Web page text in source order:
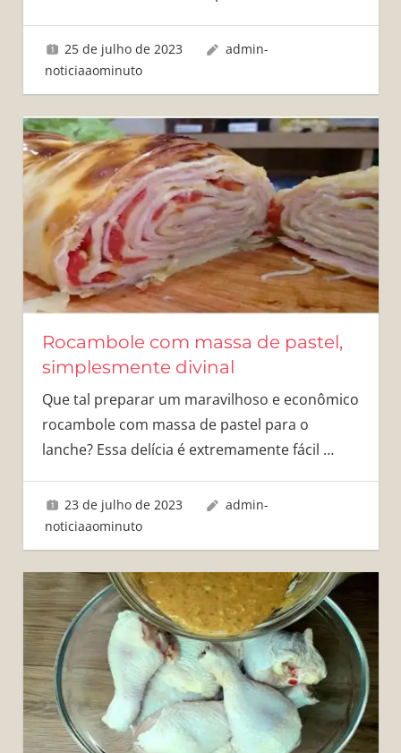
25 de julho de 2023
admin-
noticiaaominuto
Rocambole com massa de pastel,
simplesmente divinal
Que tal preparar um maravilhoso e econômico
rocambole com massa de pastel para o
lanche? Essa delícia é extremamente fácil …
23 de julho de 2023
admin-
noticiaaominuto